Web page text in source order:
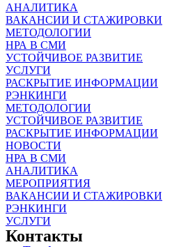
АНАЛИТИКА
ВАКАНСИИ И СТАЖИРОВКИ
МЕТОДОЛОГИИ
НРА В СМИ
УСТОЙЧИВОЕ РАЗВИТИЕ
УСЛУГИ
РАСКРЫТИЕ ИНФОРМАЦИИ
РЭНКИНГИ
МЕТОДОЛОГИИ
УСТОЙЧИВОЕ РАЗВИТИЕ
РАСКРЫТИЕ ИНФОРМАЦИИ
НОВОСТИ
НРА В СМИ
АНАЛИТИКА
МЕРОПРИЯТИЯ
ВАКАНСИИ И СТАЖИРОВКИ
РЭНКИНГИ
УСЛУГИ
Контакты